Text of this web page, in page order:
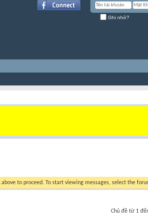
Ghi nhớ?
to proceed. To start viewing messages, select the
Chủ đề từ 1